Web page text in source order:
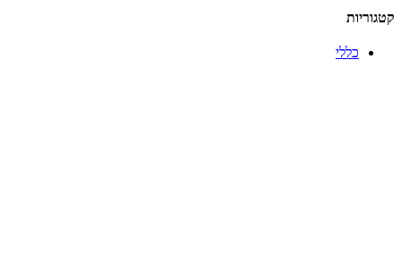
קטגוריות
כללי